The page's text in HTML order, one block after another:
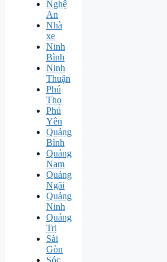
Nghệ
An
Nhà
xe
Ninh
Bình
Ninh
Thuận
Phú
Thọ
Phú
Yên
Quảng
Bình
Quảng
Nam
Quảng
Ngãi
Quảng
Ninh
Quảng
Trị
Sài
Gòn
Sóc